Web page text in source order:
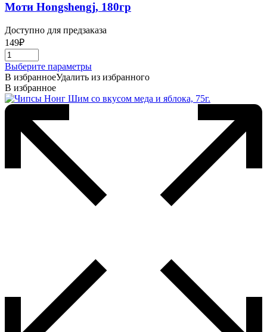
Моти Hongshengj, 180гр
Доступно для предзаказа
149₽
Выберите параметрыЭтот
товар
несколько
В избранноеУдалить из избранного
В избранное